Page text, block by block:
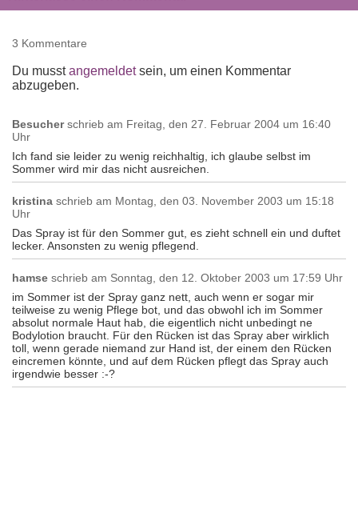
3 Kommentare
Du musstangemeldetsein, um einen Kommentar
abzugeben.
Besucher schrieb am Freitag, den 27. Februar 2004 um 16:40
Uhr
Ich fand sie leider zu wenig reichhaltig, ich glaube selbst im
Sommer wird mir das nicht ausreichen.
kristina schrieb am Montag, den 03. November 2003 um 15:18
Uhr
Das Spray ist für den Sommer gut, es zieht schnell ein und duftet
lecker. Ansonsten zu wenig pflegend.
hamse schrieb am Sonntag, den 12. Oktober 2003 um 17:59 Uhr
im Sommer ist der Spray ganz nett, auch wenn er sogar mir
teilweise zu wenig Pflege bot, und das obwohl ich im Sommer
absolut normale Haut hab, die eigentlich nicht unbedingt ne
Bodylotion braucht. Für den Rücken ist das Spray aber wirklich
toll, wenn gerade niemand zur Hand ist, der einem den Rücken
eincremen könnte, und auf dem Rücken pflegt das Spray auch
irgendwie besser :-?